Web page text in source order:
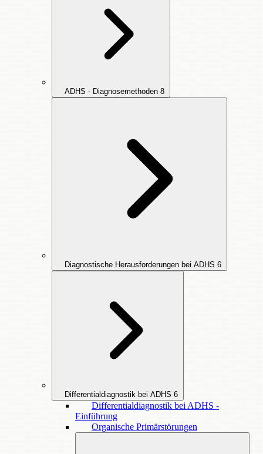
ADHS - Diagnosemethoden 8
Diagnostische Herausforderungen bei ADHS 6
Differentialdiagnostik bei ADHS 6
Differentialdiagnostik bei ADHS -
Einführung
Organische Primärstörungen